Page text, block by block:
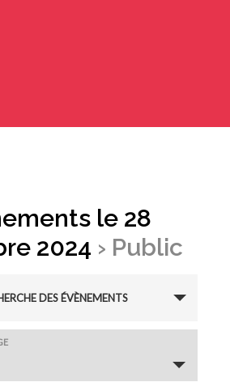
le 28
2024 › Public
DES ÉVÈNEMENTS